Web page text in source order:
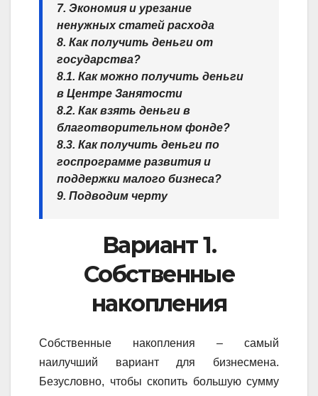
7. Экономия и урезание
ненужных статей расхода
8. Как получить деньги от
государства?
8.1. Как можно получить деньги
в Центре Занятости
8.2. Как взять деньги в
благотворительном фонде?
8.3. Как получить деньги по
госпрограмме развития и
поддержки малого бизнеса?
9. Подводим черту
Вариант 1.
Собственные
накопления
Собственные накопления – самый
наилучший вариант для бизнесмена.
Безусловно, чтобы скопить большую сумму